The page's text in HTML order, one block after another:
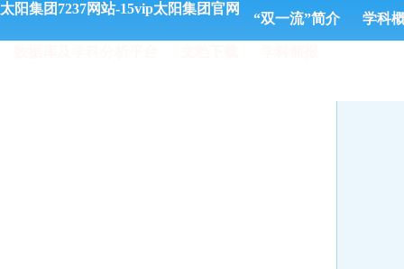
太阳集团7237网站-15vip太阳集团官网
“双一流”简介 学科